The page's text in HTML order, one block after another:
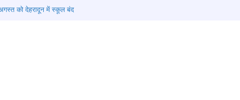
अगस्त को देहरादून में स्कूल बंद